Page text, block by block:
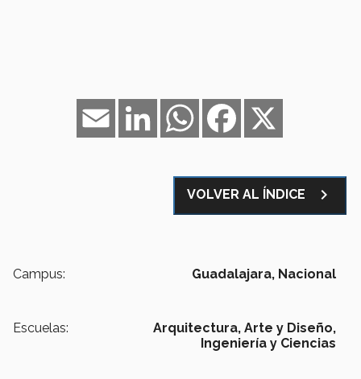
Facebook
WhatsApp
LinkedIn
Email
VOLVER AL ÍNDICE navigate_next
Campus: Guadalajara, Nacional
Escuelas:
Arquitectura, Arte y Diseño,
Ingeniería y Ciencias